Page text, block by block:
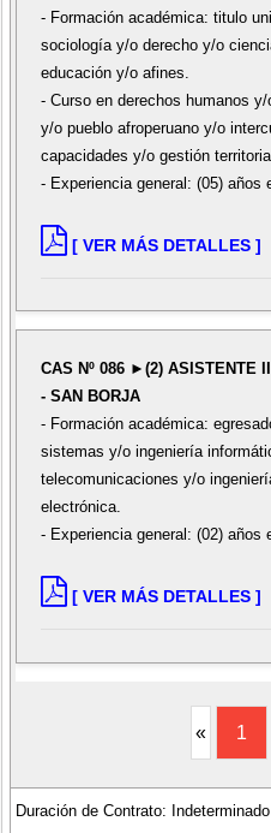
- Formación académica: titulo
sociología y/o derecho y/o
educación y/o afines.
- Curso en derechos humanos
y/o pueblo afroperuano y/o
capacidades y/o gestión
- Experiencia general: (05) años
[ VER MÁS DETALLES ]
CAS Nº 086 ►(2) ASISTENTE
- SAN BORJA
- Formación académica:
sistemas y/o ingeniería
telecomunicaciones y/o
electrónica.
- Experiencia general: (02) años
[ VER MÁS DETALLES ]
« 1
Duración de Contrato: Indeterminado